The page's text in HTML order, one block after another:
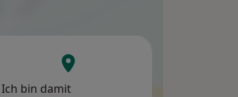
Ich bin damit